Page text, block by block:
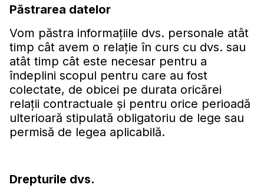
Păstrarea datelor
Vom păstra informaţiile dvs. personale atât
timp cât avem o relaţie în curs cu dvs. sau
atât timp cât este necesar pentru a
îndeplini scopul pentru care au fost
colectate, de obicei pe durata oricărei
relaţii contractuale şi pentru orice perioadă
ulterioară stipulată obligatoriu de lege sau
permisă de legea aplicabilă.
Drepturile dvs.